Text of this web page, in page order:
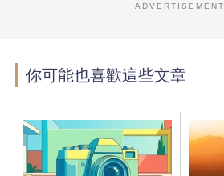
ADVERTISEMENT
你可能也喜歡這些文章